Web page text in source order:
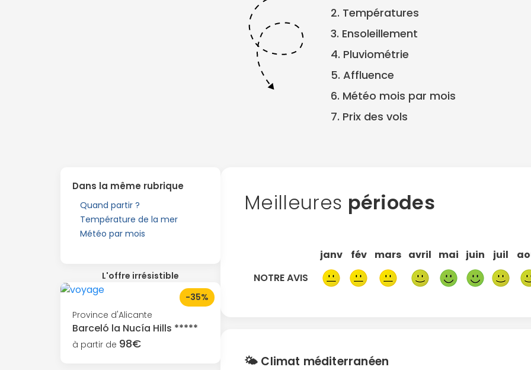
2. Températures
3. Ensoleillement
4. Pluviométrie
5. Affluence
6. Météo mois par mois
7. Prix des vols
Dans la même rubrique
Quand partir ?
Température de la mer
Météo par mois
L'offre irrésistible
Province d'Alicante
Barceló la Nucía Hills *****
à partir de 98€
-35%
Meilleures périodes
janv fév mars avril mai juin juil
NOTRE AVIS
🌤 Climat méditerranéen